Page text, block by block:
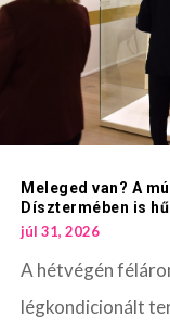
Meleged van? A
Dísztermében is
júl 31, 2026
A hétvégén
légkondicionált